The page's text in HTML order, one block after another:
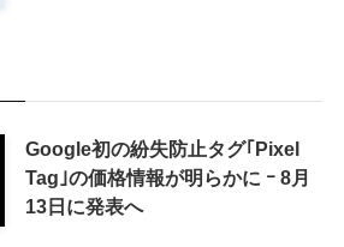
Google初の紛失防止タグ｢Pixel
Tag｣の価格情報が明らかに ｰ 8月
13日に発表へ